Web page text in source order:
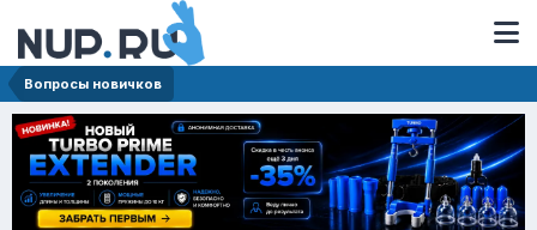
Вопросы новичков